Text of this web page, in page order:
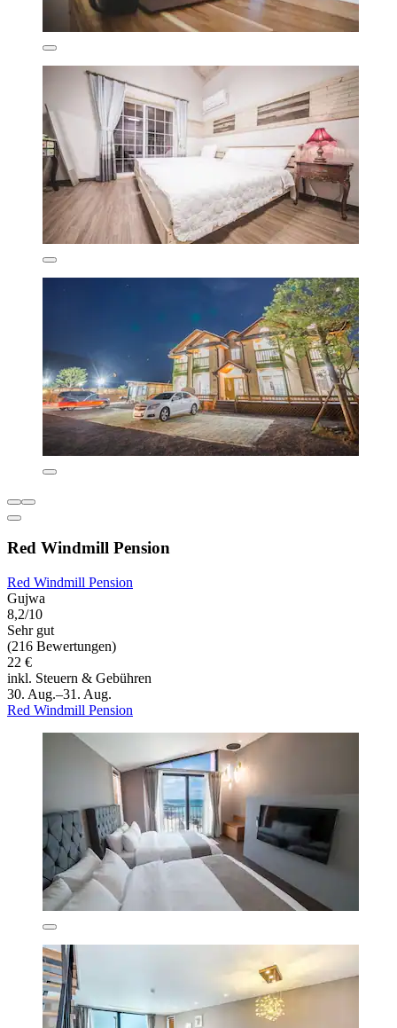
Red Windmill Pension
Red Windmill Pension
Gujwa
8,2/10
Sehr gut
(216 Bewertungen)
22 €
inkl. Steuern & Gebühren
30. Aug.–31. Aug.
Red Windmill Pension